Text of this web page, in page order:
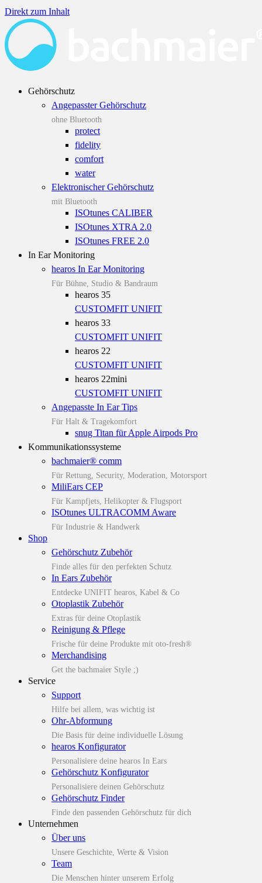
Direkt zum Inhalt
Gehörschutz
Angepasster Gehörschutz
ohne Bluetooth
protect
fidelity
comfort
water
Elektronischer Gehörschutz
mit Bluetooth
ISOtunes CALIBER
ISOtunes XTRA 2.0
ISOtunes FREE 2.0
In Ear Monitoring
hearos In Ear Monitoring
Für Bühne, Studio & Bandraum
hearos 35
CUSTOMFIT UNIFIT
hearos 33
CUSTOMFIT UNIFIT
hearos 22
CUSTOMFIT UNIFIT
hearos 22mini
CUSTOMFIT UNIFIT
Angepasste In Ear Tips
Für Halt & Tragekomfort
snug Titan für Apple Airpods Pro
Kommunikationssysteme
bachmaier® comm
Für Rettung, Security, Moderation, Motorsport
MiliEars CEP
Für Kampfjets, Helikopter & Flugsport
ISOtunes ULTRACOMM Aware
Für Industrie & Handwerk
Shop
Gehörschutz Zubehör
Finde alles für den perfekten Schutz
In Ears Zubehör
Entdecke UNIFIT hearos, Kabel & Co
Otoplastik Zubehör
Extras für deine Otoplastik
Reinigung & Pflege
Frische für deine Produkte mit oto-fresh®
Merchandising
Get the bachmaier Style ;)
Service
Support
Hilfe bei allem, was wichtig ist
Ohr-Abformung
Die Basis für deine individuelle Lösung
hearos Konfigurator
Personalisiere deine hearos In Ears
Gehörschutz Konfigurator
Personalisiere deinen Gehörschutz
Gehörschutz Finder
Finde den passenden Gehörschutz für dich
Unternehmen
Über uns
Unsere Geschichte, Werte & Vision
Team
Die Menschen hinter unserem Erfolg